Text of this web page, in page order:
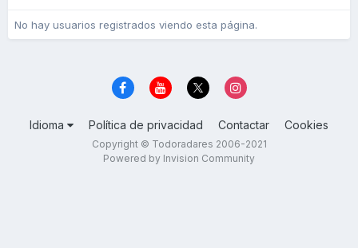
No hay usuarios registrados viendo esta página.
Idioma Política de privacidad Contactar Cookies
Copyright © Todoradares 2006-2021
Powered by Invision Community